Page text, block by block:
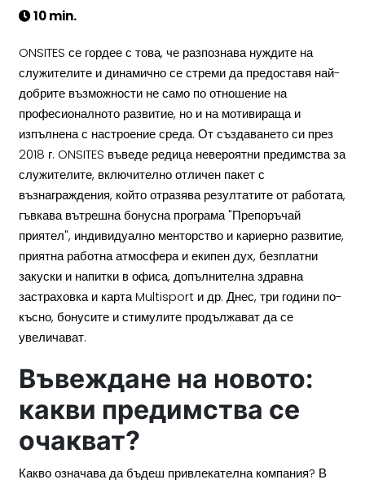
10 min.
ONSITES се гордее с това, че разпознава нуждите на
служителите и динамично се стреми да предоставя най-
добрите възможности не само по отношение на
професионалното развитие, но и на мотивираща и
изпълнена с настроение среда. От създаването си през
2018 г. ONSITES въведе редица невероятни предимства за
служителите, включително отличен пакет с
възнаграждения, който отразява резултатите от работата,
гъвкава вътрешна бонусна програма "Препоръчай
приятел", индивидуално менторство и кариерно развитие,
приятна работна атмосфера и екипен дух, безплатни
закуски и напитки в офиса, допълнителна здравна
застраховка и карта Multisport и др. Днес, три години по-
късно, бонусите и стимулите продължават да се
увеличават.
Въвеждане на новото:
какви предимства се
очакват?
Какво означава да бъдеш привлекателна компания? В